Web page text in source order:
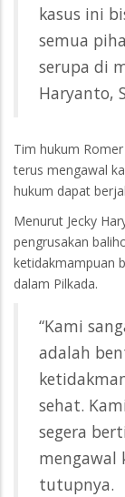
kasus ini
semua
serupa di
Haryanto,
Tim hukum
terus mengawal
hukum dapat
Menurut Jecky
pengrusakan
ketidakmampuan
dalam Pilkada.
“Kami
adalah
sehat.
segera
mengawal
tutupnya.